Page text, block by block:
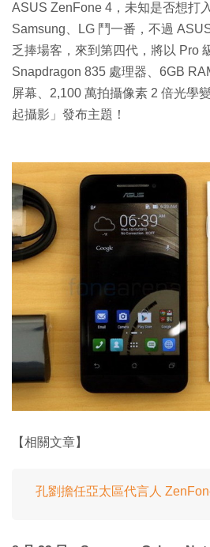
ASUS ZenFone 4，未知是否想打
Samsung、LG 鬥一番，不過
乏捧場客，來到第四代，將以 Pro
Snapdragon 835 處理器、6GB
屏幕、2,100 萬拍攝像素 2 倍光學
起攝影」發布主題！
【相關文章】
孔劉擔任亞太區代言人